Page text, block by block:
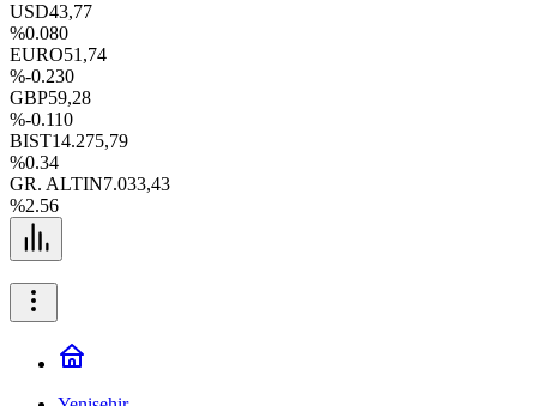
USD43,77
%0.080
EURO51,74
%-0.230
GBP59,28
%-0.110
BIST14.275,79
%0.34
GR. ALTIN7.033,43
%2.56